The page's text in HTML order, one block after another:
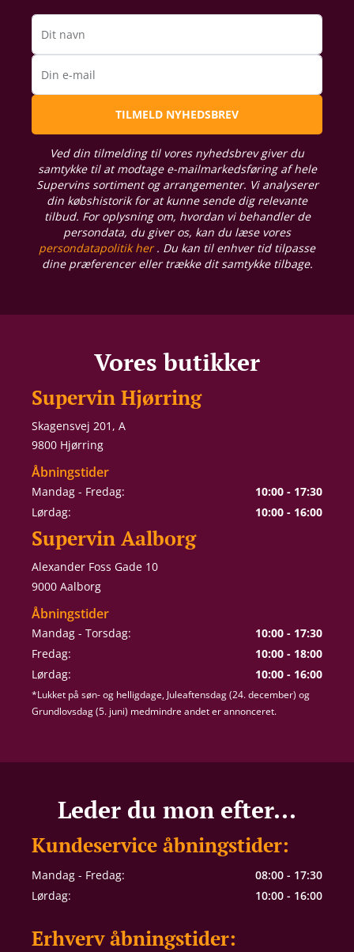
Dit navn
Din e-mail
TILMELD NYHEDSBREV
Ved din tilmelding til vores nyhedsbrev giver du
samtykke til at modtage e-mailmarkedsføring af hele
Supervins sortiment og arrangementer. Vi analyserer
din købshistorik for at kunne sende dig relevante
tilbud. For oplysning om, hvordan vi behandler de
persondata, du giver os, kan du læse vores
persondatapolitik her. Du kan til enhver tid tilpasse
dine præferencer eller trække dit samtykke tilbage.
Vores butikker
Supervin Hjørring
Skagensvej 201, A
9800 Hjørring
Åbningstider
Mandag - Fredag:
10:00 - 17:30
Lørdag:
10:00 - 16:00
Supervin Aalborg
Alexander Foss Gade 10
9000 Aalborg
Åbningstider
Mandag - Torsdag:
10:00 - 17:30
Fredag:
10:00 - 18:00
Lørdag:
10:00 - 16:00
*Lukket på søn- og helligdage, Juleaftensdag (24. december) og
Grundlovsdag (5. juni) medmindre andet er annonceret.
Leder du mon efter...
Kundeservice åbningstider:
Mandag - Fredag:
08:00 - 17:30
Lørdag:
10:00 - 16:00
Erhverv åbningstider: